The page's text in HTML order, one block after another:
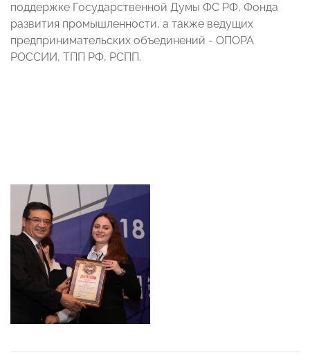
поддержке Государственной Думы ФС РФ, Фонда
развития промышленности, а также ведущих
предпринимательских объединений - ОПОРА
РОССИИ, ТПП РФ, РСПП.